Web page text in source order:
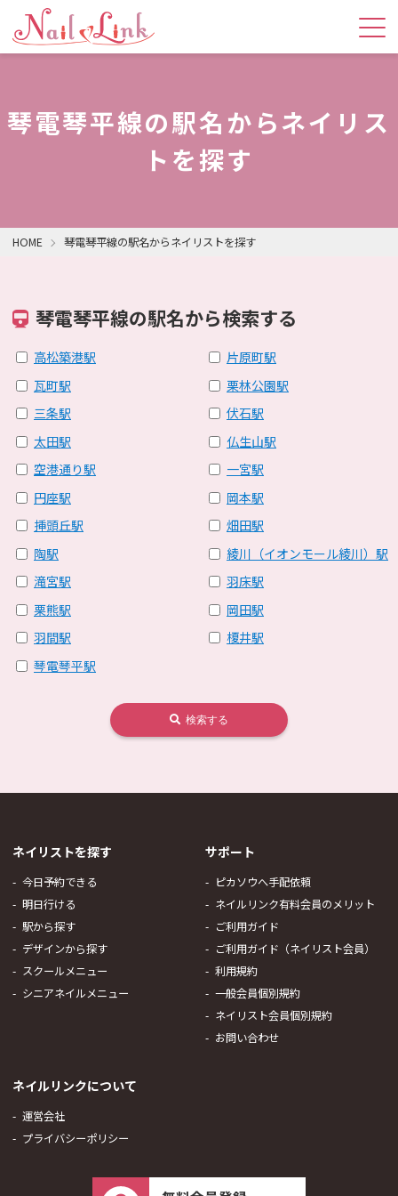
琴電琴平線の駅名からネイリス
トを探す
HOME 琴電琴平線の駅名からネイリストを探す
琴電琴平線の駅名から検索する
高松築港駅
片原町駅
瓦町駅
栗林公園駅
三条駅
伏石駅
太田駅
仏生山駅
空港通り駅
一宮駅
円座駅
岡本駅
挿頭丘駅
畑田駅
陶駅
綾川（イオンモール綾川）駅
滝宮駅
羽床駅
栗熊駅
岡田駅
羽間駅
榎井駅
琴電琴平駅
検索する
ネイリストを探す
今日予約できる
明日行ける
駅から探す
デザインから探す
スクールメニュー
シニアネイルメニュー
サポート
ピカソウへ手配依頼
ネイルリンク有料会員のメリット
ご利用ガイド
ご利用ガイド（ネイリスト会員）
利用規約
一般会員個別規約
ネイリスト会員個別規約
お問い合わせ
ネイルリンクについて
運営会社
プライバシーポリシー